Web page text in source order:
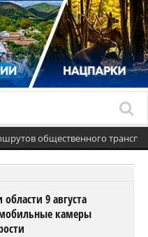
общественного
9 августа
камеры